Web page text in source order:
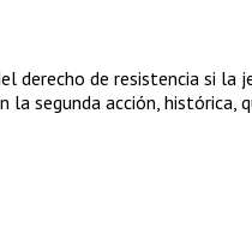
de resistencia si la
segunda acción,